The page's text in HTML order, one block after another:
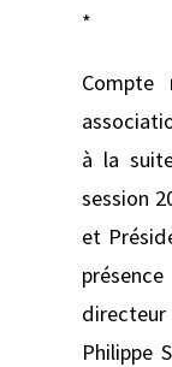
*
à la
session
et
directeur
Philippe